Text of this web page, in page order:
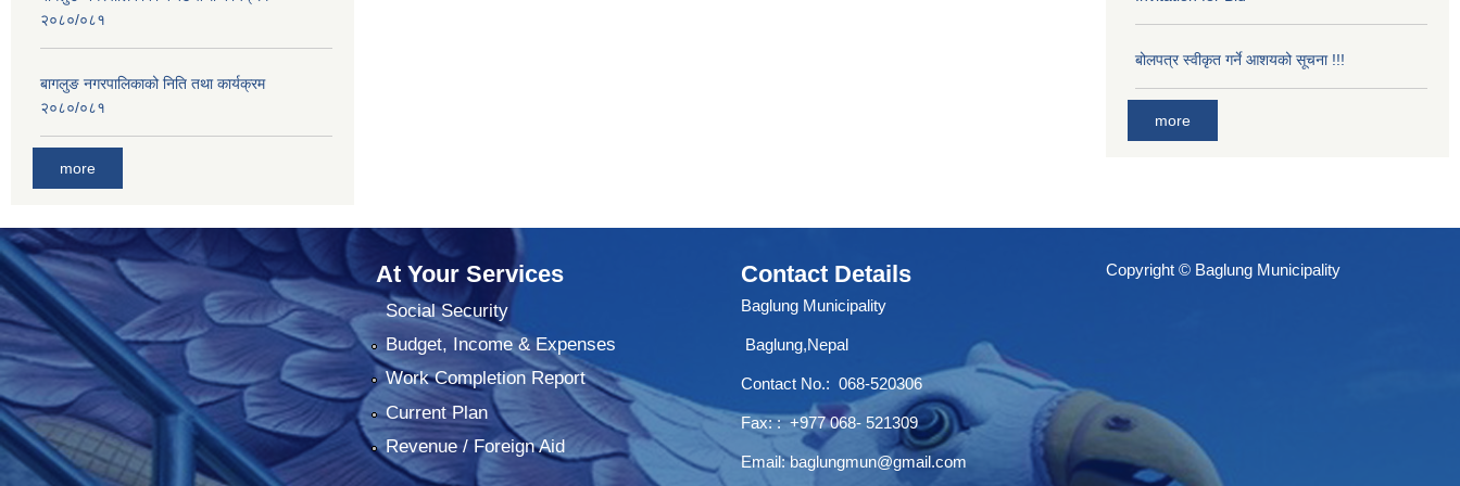
२०८०/०८१
बागलुङ नगरपालिकाको निति तथा कार्यक्रम
२०८०/०८१
more
बोलपत्र स्वीकृत गर्ने आशयको सूचना !!!
more
At Your Services
Social Security
Budget, Income & Expenses
Work Completion Report
Current Plan
Revenue / Foreign Aid
Contact Details
Baglung Municipality
Baglung,Nepal
Contact No.: 068-520306
Fax: : +977 068- 521309
Email:baglungmun@gmail.com
Copyright © Baglung Municipality